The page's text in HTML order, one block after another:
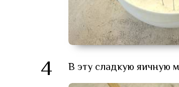
4 В эту сладкую яичную